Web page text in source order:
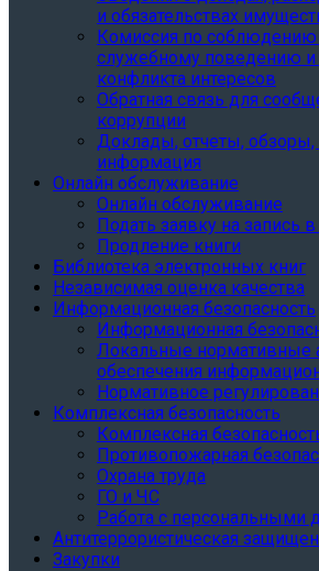
и обязательствах
Комиссия по соблюдению
служебному поведению и
конфликта интересов
Обратная связь для
коррупции
Доклады, отчеты, обзоры,
информация
Онлайн обслуживание
Онлайн обслуживание
Подать заявку на запись
Продление книги
Библиотека электронных книг
Независимая оценка качества
Информационная безопасность
Информационная
Локальные нормативные
обеспечения
Нормативное
Комплексная безопасность
Комплексная
Противопожарная
Охрана труда
ГО и ЧС
Работа с персональными
Антитеррористическая
Закупки